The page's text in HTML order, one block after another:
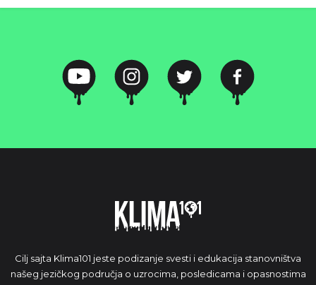
Cilj sajta Klima101 jeste podizanje svesti i edukacija stanovništva
našeg jezičkog područja o uzrocima, posledicama i opasnostima